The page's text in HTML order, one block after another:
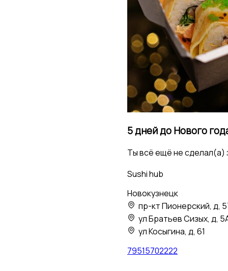
5 дней до Нового
Ты всё ещё не сделал(а)
Sushi hub
Новокузнецк
пр-кт Пионерский, д,
ул Братьев Сизых, д,
ул Косыгина, д, 61
79515702222